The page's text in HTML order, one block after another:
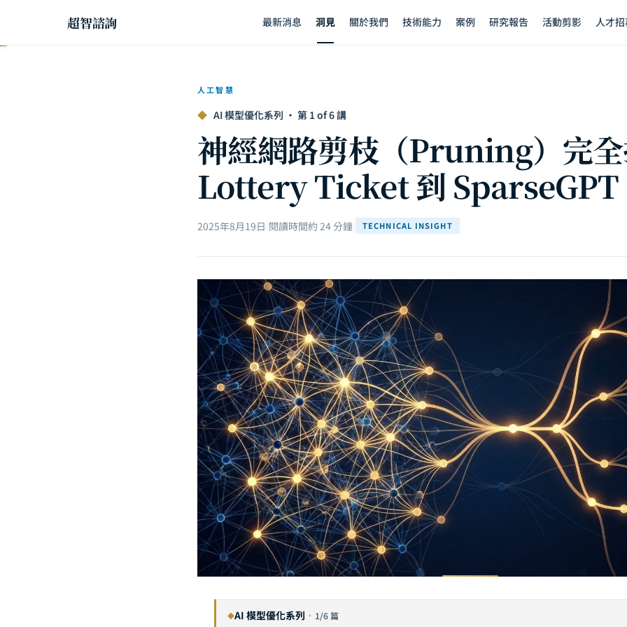
超智諮詢 最新消息 洞見 關於我們 技術能力 案例 研究報告 活動剪影 人才
人工智慧
◆ AI 模型優化系列 · 第 1 of 6 講
神經網路剪枝（Pruning）完
Lottery Ticket 到 SparseGPT
2025年8月19日 閱讀時間約 24 分鐘 TECHNICAL INSIGHT
◆AI 模型優化系列 · 1/6 篇